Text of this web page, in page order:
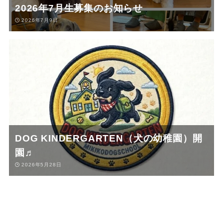
2026年7月生募集のお知らせ
2026年7月9日
DOG KINDERGARTEN（犬の幼稚園）開
園♬
2026年5月28日